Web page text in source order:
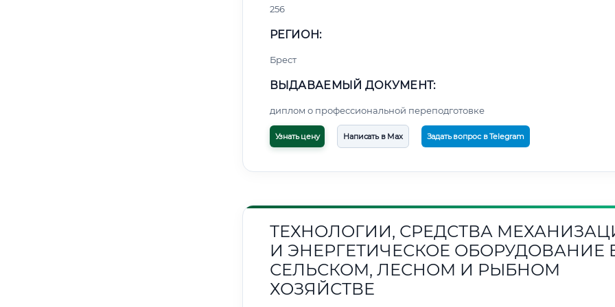
256
РЕГИОН:
Брест
ВЫДАВАЕМЫЙ ДОКУМЕНТ:
диплом о профессиональной переподготовке
Узнать цену Написать в Max Задать вопрос в Telegram
ТЕХНОЛОГИИ, СРЕДСТВА
И ЭНЕРГЕТИЧЕСКОЕ ОБОРУДОВАНИЕ
СЕЛЬСКОМ, ЛЕСНОМ И РЫБНОМ
ХОЗЯЙСТВЕ